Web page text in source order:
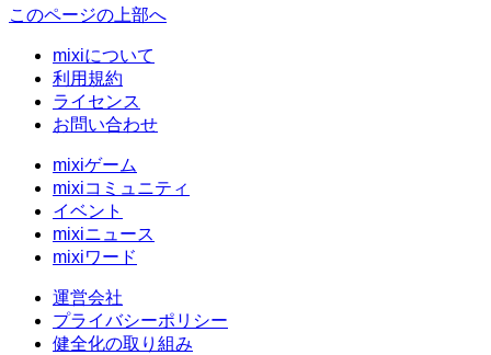
このページの上部へ
mixiについて
利用規約
ライセンス
お問い合わせ
mixiゲーム
mixiコミュニティ
イベント
mixiニュース
mixiワード
運営会社
プライバシーポリシー
健全化の取り組み